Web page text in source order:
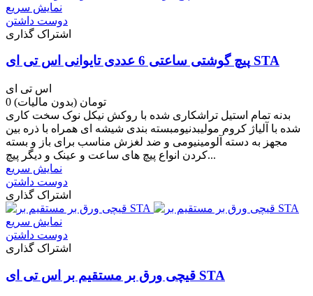
نمایش سریع
دوست داشتن
اشتراک گذاری
پیچ گوشتی ساعتی 6 عددی تایوانی اس تی ای STA
اس تی ای
0 تومان (بدون مالیات)
بدنه تمام استیل تراشکاری شده با روکش نیکل نوک سخت کاری
شده با آلیاژ کروم مولیبدنیومبسته بندی شیشه ای همراه با ذره بین
مجهز به دسته آلومینیومی و ضد لغزش مناسب برای باز و بسته
کردن انواع پیچ های ساعت و عینک و دیگر پیچ...
نمایش سریع
دوست داشتن
اشتراک گذاری
نمایش سریع
دوست داشتن
اشتراک گذاری
قیچی ورق بر مستقیم بر اس تی ای STA